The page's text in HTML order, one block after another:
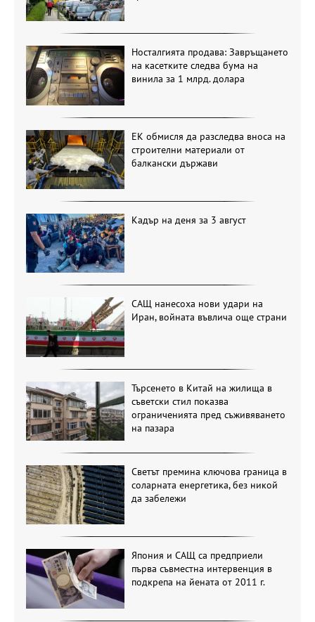
Носталгията продава: Завръщането
на касетките следва бума на
винила за 1 млрд. долара
ЕК обмисля да разследва вноса на
строителни материали от
балкански държави
Кадър на деня за 3 август
САЩ нанесоха нови удари на
Иран, войната въвлича още страни
Търсенето в Китай на жилища в
съветски стил показва
ограниченията пред съживяването
на пазара
Светът премина ключова граница в
соларната енергетика, без никой
да забележи
Япония и САЩ са предприели
първа съвместна интервенция в
подкрепа на йената от 2011 г.